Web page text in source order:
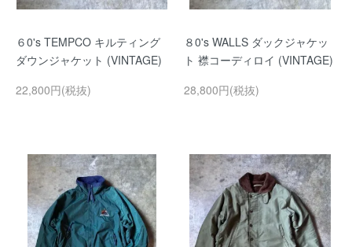
６0's TEMPCO キルティング
ダウンジャケット (VINTAGE)
22,800円(税抜)
８0's WALLS ダックジャケッ
ト 襟コーディロイ (VINTAGE)
28,800円(税抜)